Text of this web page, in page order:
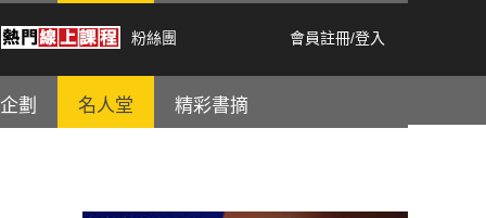
粉絲團 會員註冊/登入
劃 名人堂 精彩書摘